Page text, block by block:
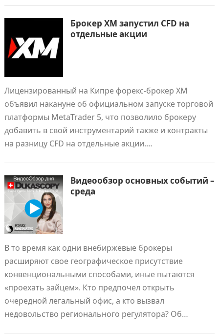
Брокер ХМ запустил CFD на
отдельные акции
Лицензированный на Кипре форекс-брокер ХМ
объявил накануне об официальном запуске торговой
платформы MetaTrader 5, что позволило брокеру
добавить в свой инструментарий также и контракты
на разницу CFD на отдельные акции.…
Видеообзор основных событий –
среда
В то время как одни внебиржевые брокеры
расширяют свое географическое присутствие
конвенциональными способами, иные пытаются
«проехать зайцем». Кто предпочел открыть
очередной легальный офис, а кто вызвал
недовольство регионального регулятора? Об…